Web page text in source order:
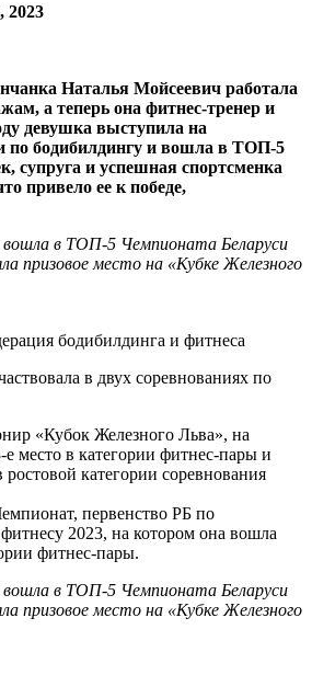
2023
Наталья Мойсеевич работала
а теперь она фитнес-тренер и
девушка выступила на
по бодибилдингу и вошла в ТОП-5
супруга и успешная спортсменка
привело ее к победе,
бодибилдинга и фитнеса
в двух соревнованиях по
«Кубок Железного Льва», на
е место в категории фитнес-пары и
категории соревнования
первенство РБ по
2023, на котором она вошла
фитнес-пары.